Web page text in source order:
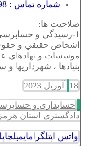
شماره تماس : 09171684898
صلاحیت ها:
1-رسيدگي و
موسسات و نهادهاي
بنيادها ، شهرداريها
18 آوریل 2023
حسابداری و
دادگستری استان
واتس اپتلگرامایمیلچاپ